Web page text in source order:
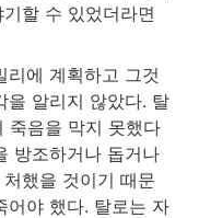
할 수 있었더라면
리에 계획하고 그것
을 알리지 않았다. 탈
죽음을 막지 못했다
방조하거나 돕거나
했을 것이기 때문
어야 했다. 탈로는 자